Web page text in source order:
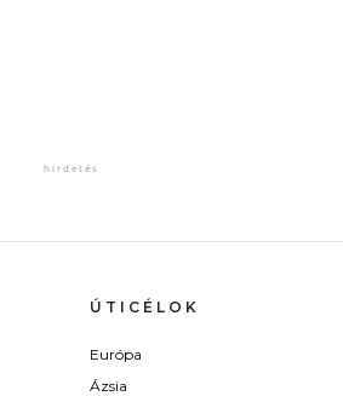
ÚTICÉLOK
Európa
Ázsia